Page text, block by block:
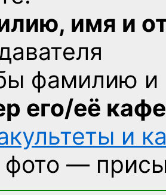
имя и
фамилию
его/её
и
фото —